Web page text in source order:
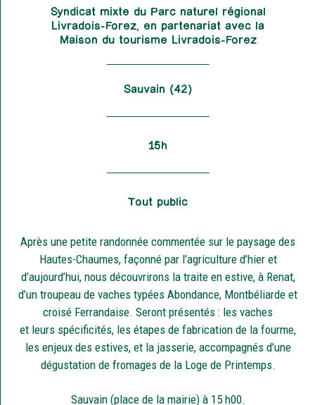
Syndicat mixte du Parc naturel régional
Livradois-Forez, en partenariat avec la
Maison du tourisme Livradois-Forez
Sauvain (42)
15h
Tout public
Après une petite randonnée commentée sur le paysage des
Hautes-Chaumes, façonné par l’agriculture d’hier et
d’aujourd’hui, nous découvrirons la traite en estive, à Renat,
d’un troupeau de vaches typées Abondance, Montbéliarde et
croisé Ferrandaise. Seront présentés : les vaches
et leurs spécificités, les étapes de fabrication de la fourme,
les enjeux des estives, et la jasserie, accompagnés d’une
dégustation de fromages de la Loge de Printemps.
Sauvain (place de la mairie) à 15 h00.